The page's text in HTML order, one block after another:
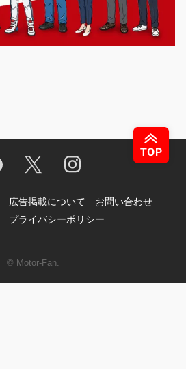
広告掲載について
お問い合わせ
プライバシーポリシー
© Motor-Fan.